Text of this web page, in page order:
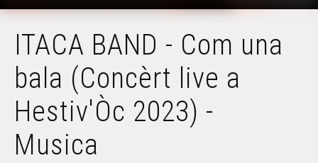
DILUVIENNE - Nosta Dama de Varètja (Concèrt live a
NEOMAK - XXI. Mendekua (Concèrt live a Hestiv'Òc
2023) - Musica
ITACA BAND - Com una bala (Concèrt live a Hestiv'Òc
2023) - Musica
LUTZ EN CAMIN - Bestiari - Musica
ITACA BAND - Com una
bala (Concèrt live a
Hestiv'Òc 2023) -
Musica